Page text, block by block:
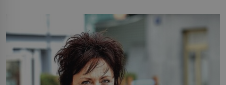
Jsme spolu moc rádi Tehdy byla jiná doba, když